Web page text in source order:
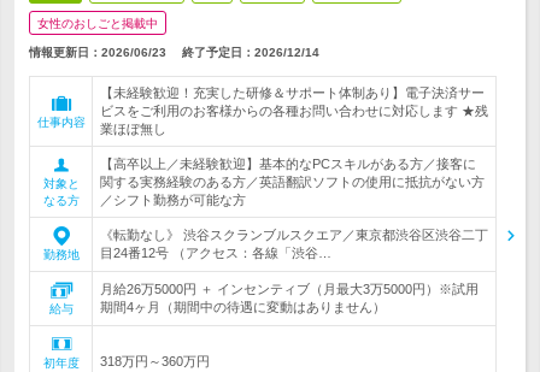
女性のおしごと掲載中
情報更新日：2026/06/23 終了予定日： 2026/12/14
仕事内容
【未経験歓迎！充実した研修＆サポート体制あり】電子決済サー
ビスをご利用のお客様からの各種お問い合わせに対応します ★残
業ほぼ無し
対象と
なる方
【高卒以上／未経験歓迎】基本的なPCスキルがある方／接客に
関する実務経験のある方／英語翻訳ソフトの使用に抵抗がない方
／シフト勤務が可能な方
勤務地
《転勤なし》 渋谷スクランブルスクエア／東京都渋谷区渋谷二丁
目24番12号 （アクセス：各線「渋谷…
給与
月給26万5000円 ＋ インセンティブ（月最大3万5000円）※試用
期間4ヶ月（期間中の待遇に変動はありません）
初年度
318万円～360万円